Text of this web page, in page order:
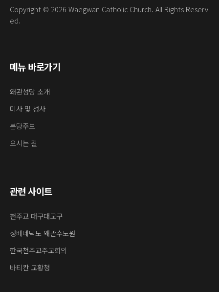
Copyright © 2026 Waegwan Catholic Church. All Rights Reserv
ed.
메뉴 바로가기
왜관성당 소개
미사 및 성사
본당주보
오시는 길
관련 사이트
천주교 대구대교구
성베네딕도 왜관수도원
한국천주교주교회의
바티칸 교황청